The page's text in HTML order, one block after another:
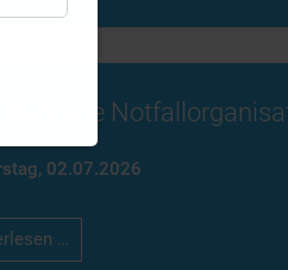
02.07.2026
…
Notfallorganisation